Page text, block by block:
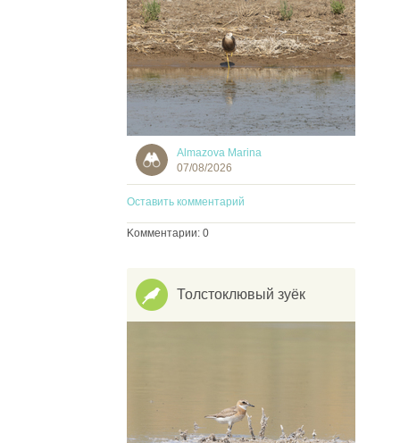
Almazova Marina
07/08/2026
Оставить комментарий
Kомментарии: 0
Толстоклювый зуёк